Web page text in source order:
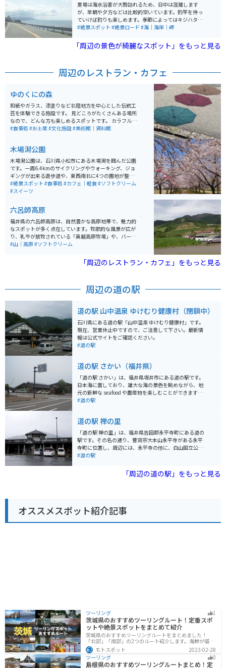
夏場は海水浴客が大勢訪れるため、日中は混雑します
が、早朝や夕方などは比較的空いています。釣竿を持っ
ていけば釣りも楽しめます。季節によってはキジハタ、
クロダイ、ホウボウなどの高級魚なども釣れます。 周辺
道305号線に入ると海岸沿いの道路で、景色を楽しみな
がらツーリングできます。最近ではイルカが近くまで寄
ないように注意してください。
#絶景スポット #絶景ロード #海｜海岸｜岬
「周辺の景色が綺麗なスポット」をもっと見る
周辺のレストラン・カフェ
ゆのくにの森
和紙やガラス、漆塗りなど北陸地方を中心とした伝統工
芸を体験できる施設です。 見どころがたくさんある場所
なので、どんな方も楽しめるスポットです。 カラフルな
傘や窓の格子につけられた風車など写真映えするところ
#食事処 #お土産#文化施設#美術館｜資料館
木場潟公園
木場潟公園は、石川県小松市にある木場潟を囲んだ公園
です。一周6.4kmのサイクリングやウォーキング、ジョ
ギングが出来る遊歩道や、東西南北に4つの園地が整備
されています。東園地には足湯やカフェ、ドッグランな
どもあります。季節によっては、カヌーやゲートゴルフ
#絶景スポット #食事処 #カフェ｜軽食#ソフトクリーム
#スイーツ
六呂師高原
福井県の六呂師高原は、自然豊かな高原地帯で、魅力的
なスポットが多く点在しています。牧歌的な風景が広が
り、乳牛が放牧されている「奥越高原牧場」や、バーベ
キューを楽しめる「円山公園」などがあります。複数人
前」が人気です。レストランもあり、ソフトクリームが
絶品です。六呂師高原スキーパークでは、夏季シーズン
保湿や美肌効果のある温泉を楽しむことができます。夜
自然体験を満喫できる場所として、多くの観光客に親し
まれています。アクセスは中部縦貫自動車道大野ICから
約15分です。
#山｜高原#ソフトクリーム
「周辺のレストラン・カフェ」をもっと見る
周辺の道の駅
道の駅 山中温泉 ゆけむり健康村（閉鎖中）
石川県にある道の駅「山中温泉 ゆけむり健康村」です。
現在、営業休止中ですので、ご注意して下さい。最新情
報は公式サイトをご確認ください。
#道の駅
道の駅 さかい（福井県）
「道の駅 さかい」は、福井県坂井市にある道の駅です。
日本海に面しており、雄大な海の景色を眺めながら、地
元の新鮮な seafood や農産物を楽しむことができます。
施設内には、レストラン、売店、情報コーナーなどがあ
理が人気です。また、売店では、地元の銘菓や地酒、工
芸品なども販売されています。 バイクで訪れる場合、道
の駅 さかいは、日本海沿岸を走る国道305号線沿いに位
置しており、ツーリングの休憩場所としても最適です。
広い駐車場も完備されているので、安心してバイクを停
を拠点に、周辺の観光を楽しむのも良いでしょう。
#道の駅
道の駅 禅の里
「道の駅 禅の里」は、福井県吉田郡永平寺町にある道の
駅です。その名の通り、曹洞宗大本山永平寺がある永平
寺町に位置し、周辺には、永平寺の他に、白山国立公園
の豊かな自然が広がっています。 施設内には、地元の新
はの精進料理やそばなどを味わえるレストランがありま
ので、雨具の準備など、十分な注意が必要です。 永平寺
町の名産品としては、永平寺味噌、永平寺ごま豆腐、越
前そばなどが有名です。道の駅の物産館で購入できるの
#道の駅
「周辺の道の駅」をもっと見る
オススメスポット紹介記事
ツーリング 1
茨城県のおすすめツーリングルート！定番スポ
ットや絶景スポットをまとめて紹介
茨城県のおすすめツーリングルートをまとめました！
「北部」「南部」の2つのルート紹介します。海鮮が堪能
できる港や梅の景勝地、自然豊かな山々があるのでツー
リングにもってこいです。バイクで茨城県にツーリング
に行く際は参考にしてください。
モトスポット
2023-02-28
ツーリング
0
島根県のおすすめツーリングルートまとめ！定